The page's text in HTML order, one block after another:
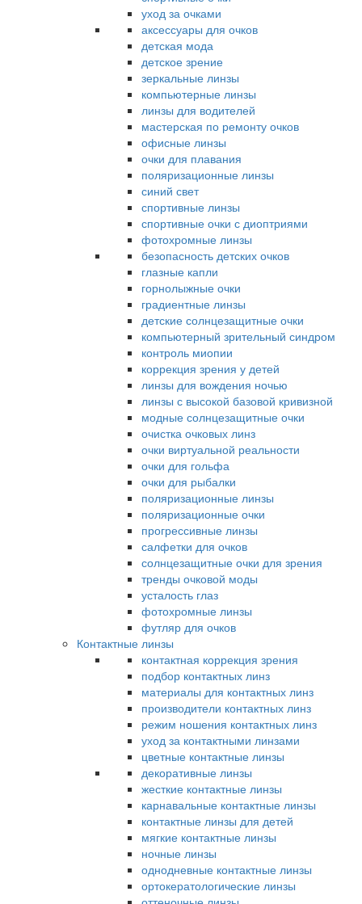
уход за очками
аксессуары для очков
детская мода
детское зрение
зеркальные линзы
компьютерные линзы
линзы для водителей
мастерская по ремонту очков
офисные линзы
очки для плавания
поляризационные линзы
синий свет
спортивные линзы
спортивные очки с диоптриями
фотохромные линзы
безопасность детских очков
глазные капли
горнолыжные очки
градиентные линзы
детские солнцезащитные очки
компьютерный зрительный синдром
контроль миопии
коррекция зрения у детей
линзы для вождения ночью
линзы с высокой базовой кривизной
модные солнцезащитные очки
очистка очковых линз
очки виртуальной реальности
очки для гольфа
очки для рыбалки
поляризационные линзы
поляризационные очки
прогрессивные линзы
салфетки для очков
солнцезащитные очки для зрения
тренды очковой моды
усталость глаз
фотохромные линзы
футляр для очков
Контактные линзы
контактная коррекция зрения
подбор контактных линз
материалы для контактных линз
производители контактных линз
режим ношения контактных линз
уход за контактными линзами
цветные контактные линзы
декоративные линзы
жесткие контактные линзы
карнавальные контактные линзы
контактные линзы для детей
мягкие контактные линзы
ночные линзы
однодневные контактные линзы
ортокератологические линзы